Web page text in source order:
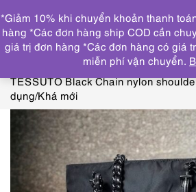
Trang chủ TÚI XÁCH
PRADA, LONGCHAMP
5275-Túi
TESSUTO Black Chain nylon
dụng/Khá mới
*Giảm 10% khi chuyển khoản thanh
hàng *Các đơn hàng ship COD cần
giá trị đơn hàng *Các đơn hàng có giá
miễn phí vận chuyển.